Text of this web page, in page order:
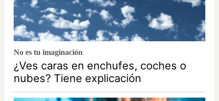
No es tu imaginación
¿Ves caras en enchufes, coches o
nubes? Tiene explicación